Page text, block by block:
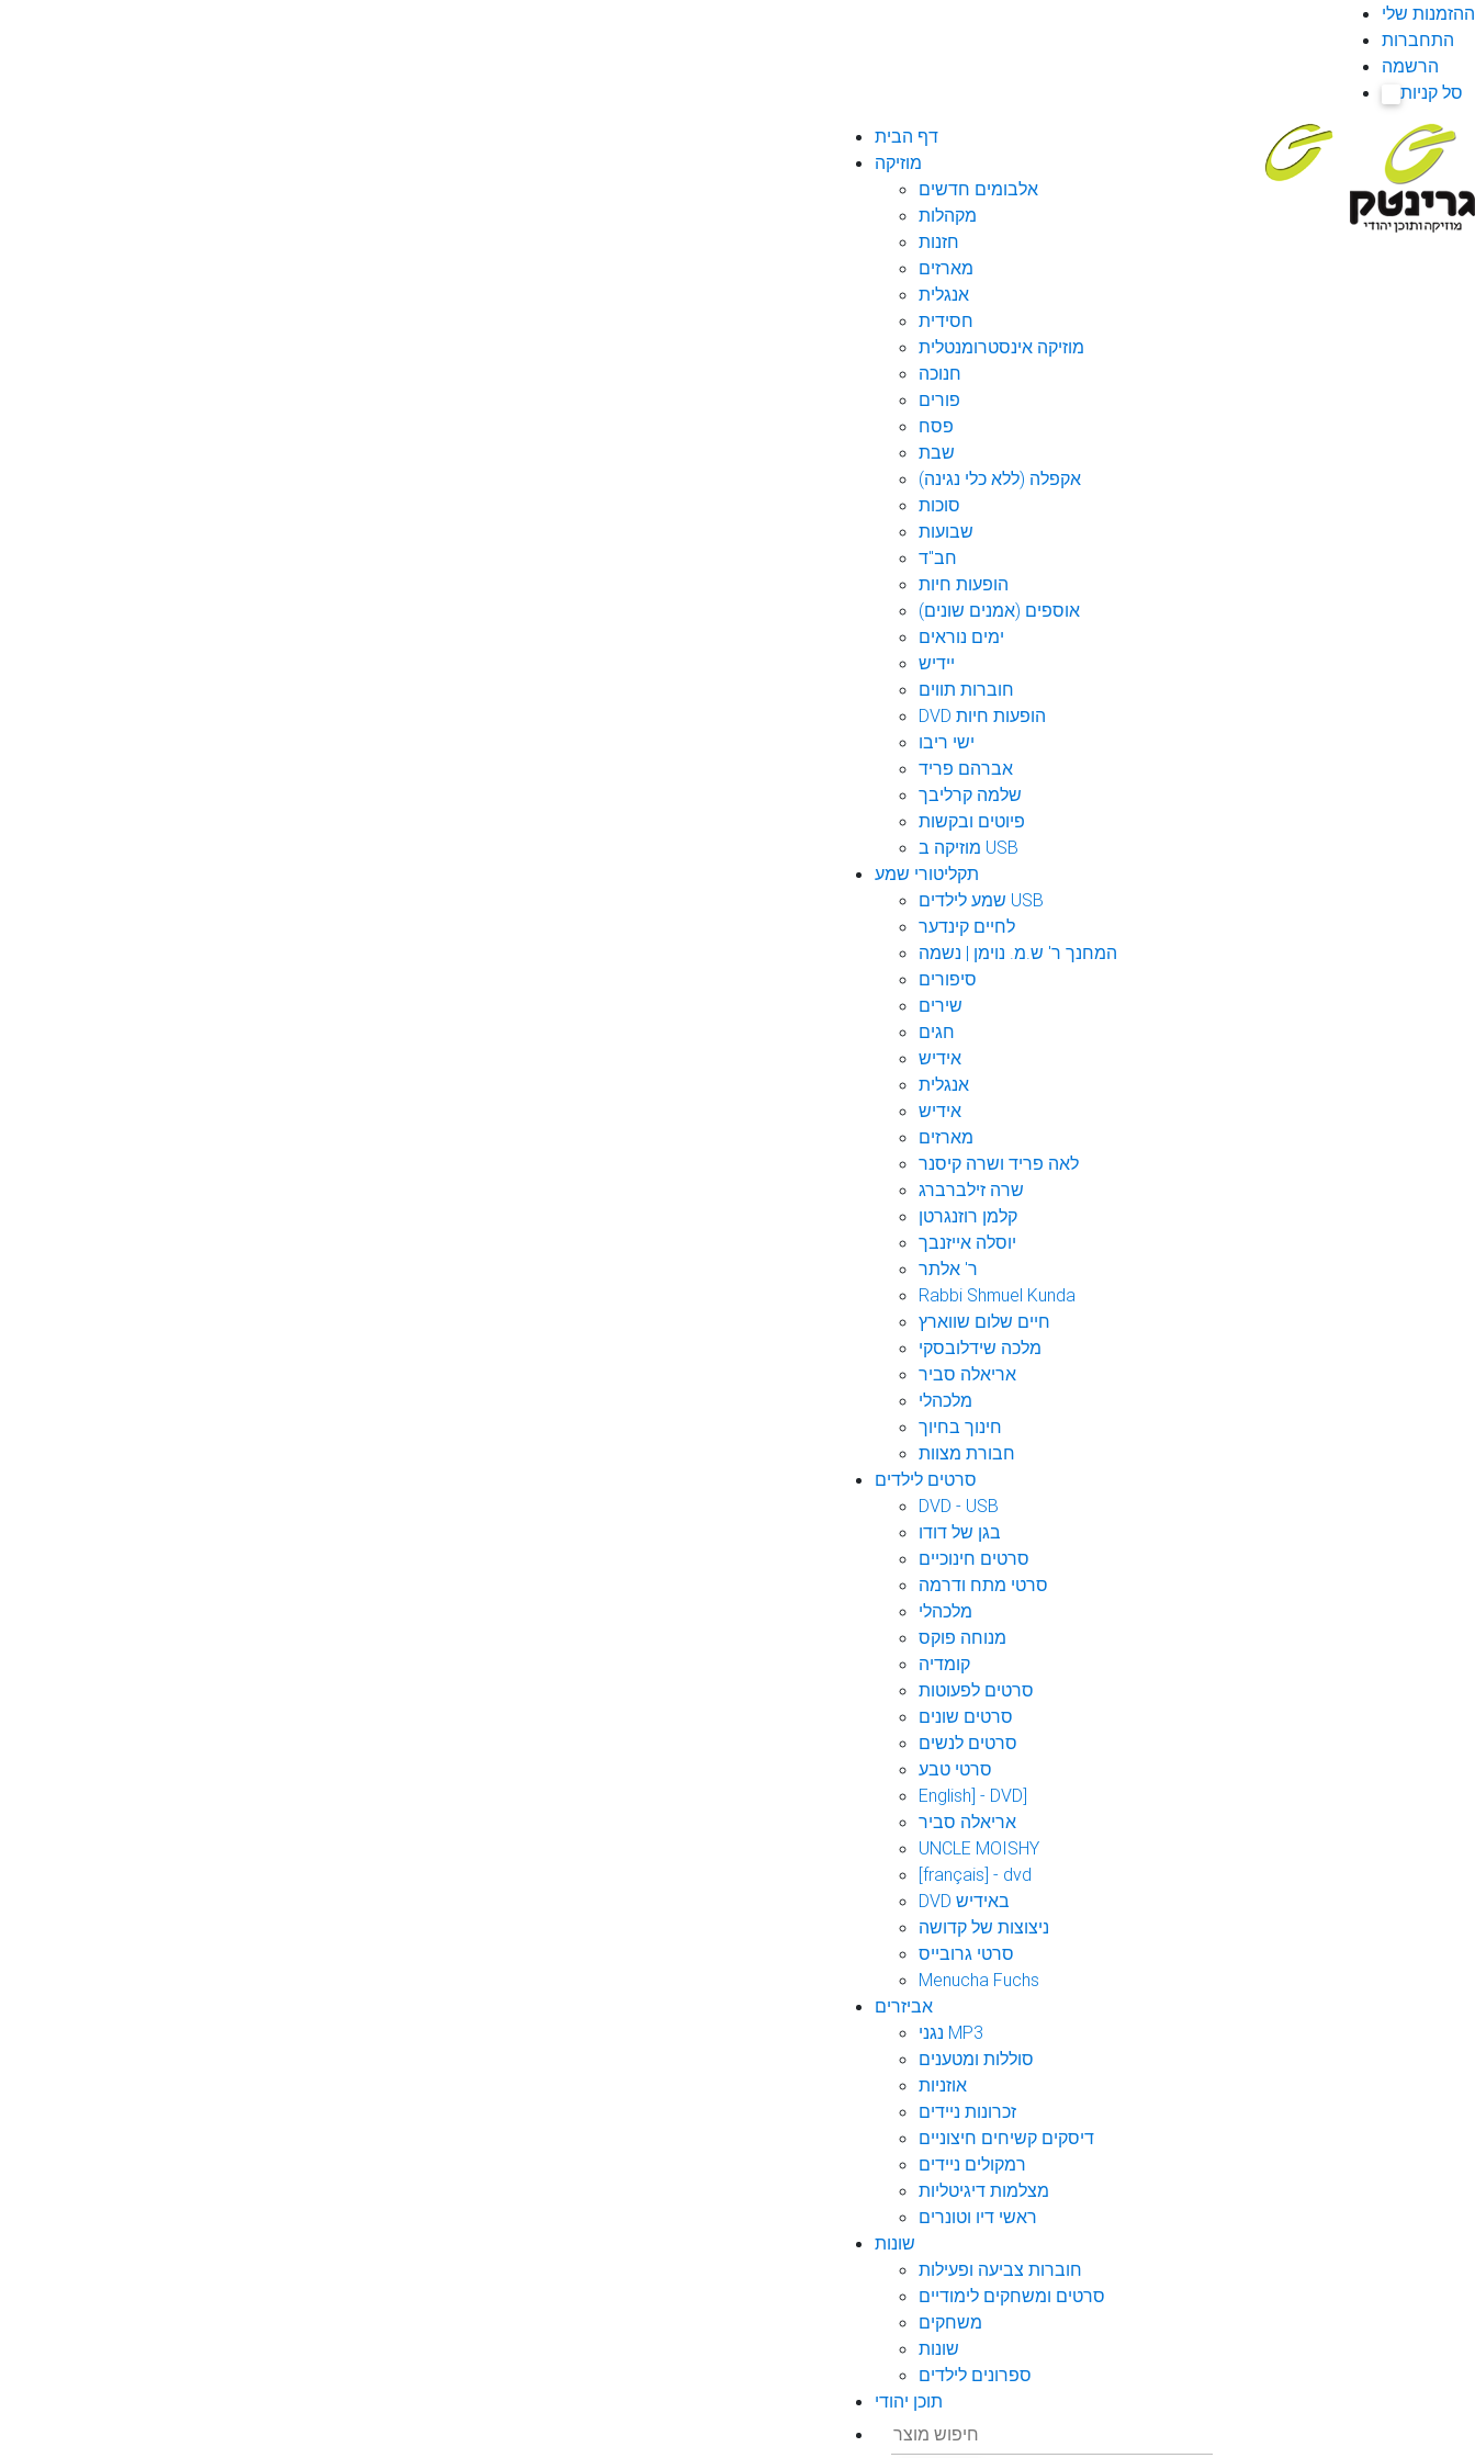
ההזמנות שלי
התחברות
הרשמה
סל קניות
דף הבית
מוזיקה
אלבומים חדשים
מקהלות
חזנות
מארזים
אנגלית
חסידית
מוזיקה אינסטרומנטלית
חנוכה
פורים
פסח
שבת
אקפלה (ללא כלי נגינה)
סוכות
שבועות
חב"ד
הופעות חיות
אוספים (אמנים שונים)
ימים נוראים
יידיש
חוברות תווים
DVD הופעות חיות
ישי ריבו
אברהם פריד
שלמה קרליבך
פיוטים ובקשות
מוזיקה ב USB
תקליטורי שמע
שמע לילדים USB
לחיים קינדער
המחנך ר' ש.מ. נוימן | נשמה
סיפורים
שירים
חגים
אידיש
אנגלית
אידיש
מארזים
לאה פריד ושרה קיסנר
שרה זילברברג
קלמן רוזנגרטן
יוסלה אייזנבך
ר' אלתר
Rabbi Shmuel Kunda
חיים שלום שווארץ
מלכה שידלובסקי
אריאלה סביר
מלכהלי
חינוך בחיוך
חבורת מצוות
סרטים לילדים
DVD - USB
בגן של דודו
סרטים חינוכיים
סרטי מתח ודרמה
מלכהלי
מנוחה פוקס
קומדיה
סרטים לפעוטות
סרטים שונים
סרטים לנשים
סרטי טבע
English] - DVD]
אריאלה סביר
UNCLE MOISHY
[français] - dvd
DVD באידיש
ניצוצות של קדושה
סרטי גרובייס
Menucha Fuchs
אביזרים
נגני MP3
סוללות ומטענים
אוזניות
זכרונות ניידים
דיסקים קשיחים חיצוניים
רמקולים ניידים
מצלמות דיגיטליות
ראשי דיו וטונרים
שונות
חוברות צביעה ופעילות
סרטים ומשחקים לימודיים
משחקים
שונות
ספרונים לילדים
תוכן יהודי